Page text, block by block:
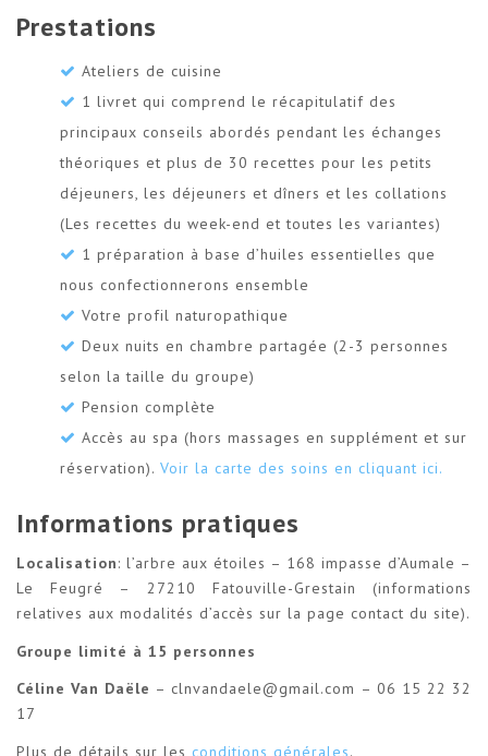
Prestations
Ateliers de cuisine
1 livret qui comprend le récapitulatif des
principaux conseils abordés pendant les échanges
théoriques et plus de 30 recettes pour les petits
déjeuners, les déjeuners et dîners et les collations
(Les recettes du week-end et toutes les variantes)
1 préparation à base d’huiles essentielles que
nous confectionnerons ensemble
Votre profil naturopathique
Deux nuits en chambre partagée (2-3 personnes
selon la taille du groupe)
Pension complète
Accès au spa (hors massages en supplément et sur
réservation). Voir la carte des soins en cliquant ici.
Informations pratiques
Localisation: l’arbre aux étoiles – 168 impasse d’Aumale –
Le Feugré – 27210 Fatouville-Grestain (informations
relatives aux modalités d’accès sur la page contact du site).
Groupe limité à 15 personnes
Céline Van Daële – clnvandaele@gmail.com – 06 15 22 32
17
Plus de détails sur les conditions générales.